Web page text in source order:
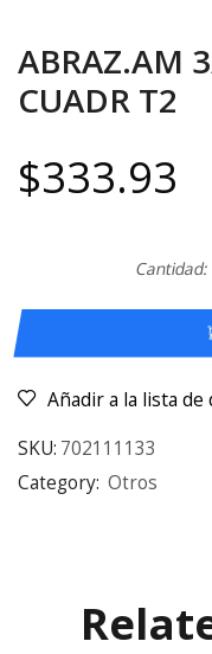
ABRAZ.AM
CUADR T2
$333.93
Añadir a la lista de
SKU: 702111133
Category: Otros